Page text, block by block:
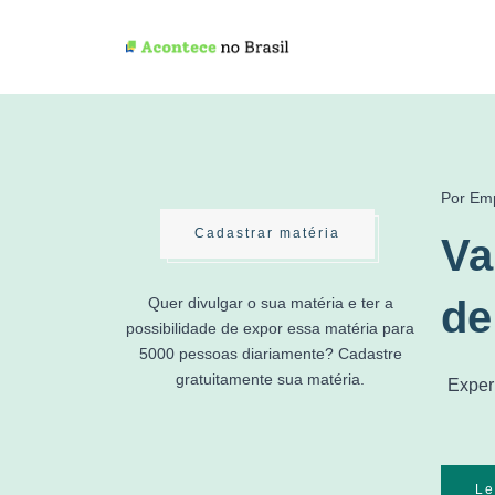
Por
Cadastrar matéria
Quer divulgar o sua matéria e ter a
possibilidade de expor essa matéria para
5000 pessoas diariamente? Cadastre
gratuitamente sua matéria.